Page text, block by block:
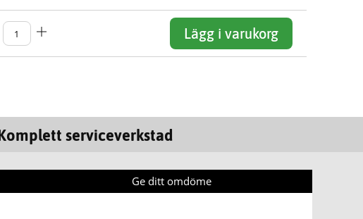
Lägg i varukorg
serviceverkstad
Ge ditt omdöme